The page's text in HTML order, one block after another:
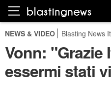
NEWS & VIDEO Blasting News
Vonn: "Grazie
essermi stati